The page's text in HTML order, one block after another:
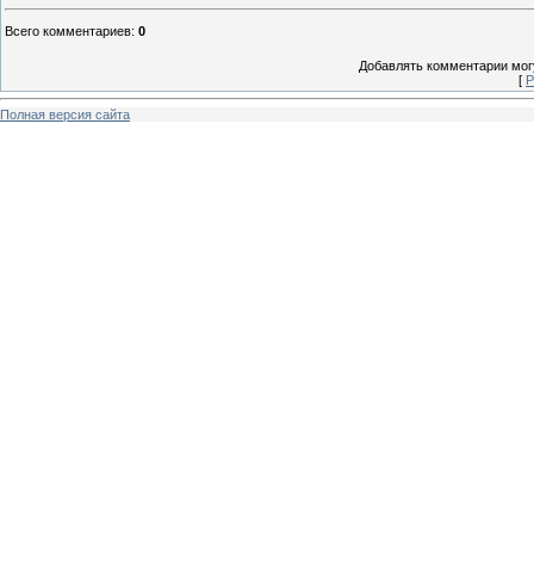
Всего комментариев: 0
Добавлять комментарии
[
Полная версия сайта